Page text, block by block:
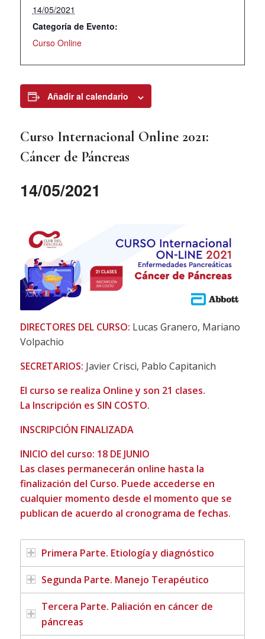
14/05/2021
Categoría de Evento:
Curso Online
Añadir al calendario
Curso Internacional Online 2021:
Cáncer de Páncreas
14/05/2021
DIRECTORES DEL CURSO: Lucas Granero, Mariano
Volpachio
SECRETARIOS: Javier Crisci, Pablo Capitanich
El curso se realiza Online y son 21 clases.
La Inscripción es SIN COSTO.
INSCRIPCIÓN FINALIZADA
INICIO del curso: 18 DE JUNIO
Las clases permanecerán online hasta la
finalización del Curso. Puede accederse en
cualquier momento desde el momento que se
publican de acuerdo al cronograma de fechas.
Primera Parte. Etiología y diagnóstico
Segunda Parte. Manejo Terapéutico
Tercera Parte. Paliación en cáncer de
páncreas